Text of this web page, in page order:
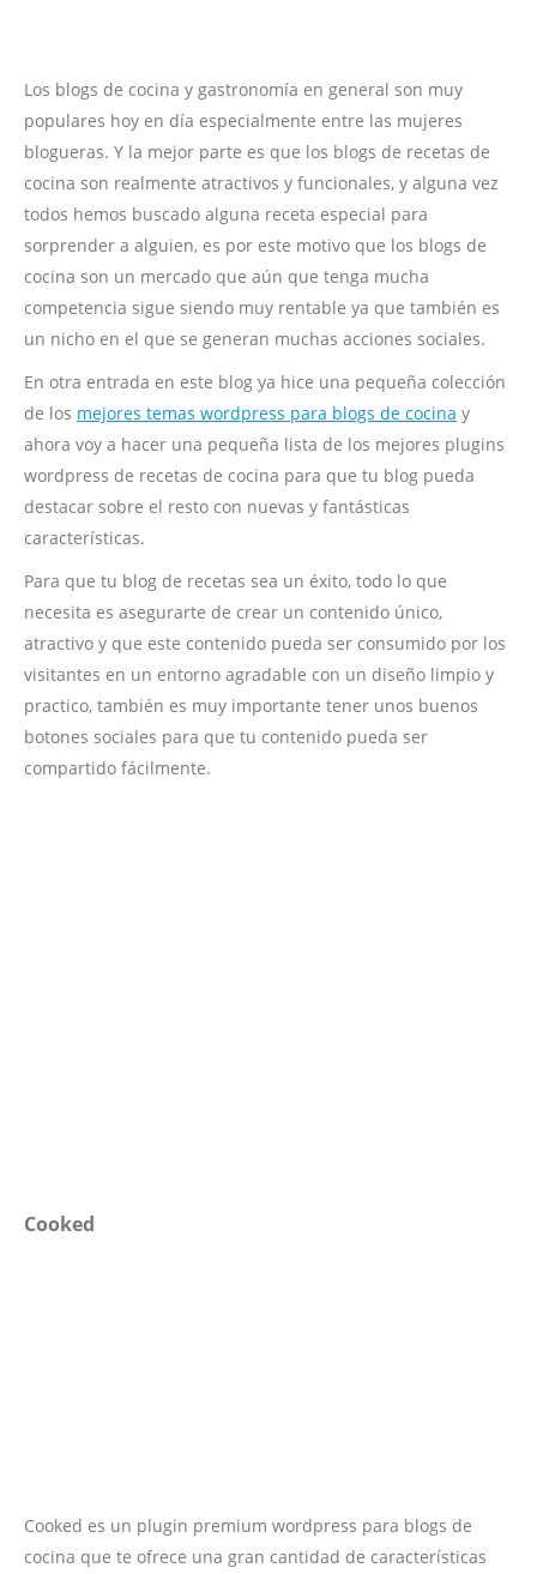
Los blogs de cocina y gastronomía en general son muy
populares hoy en día especialmente entre las mujeres
blogueras. Y la mejor parte es que los blogs de recetas de
cocina son realmente atractivos y funcionales, y alguna vez
todos hemos buscado alguna receta especial para
sorprender a alguien, es por este motivo que los blogs de
cocina son un mercado que aún que tenga mucha
competencia sigue siendo muy rentable ya que también es
un nicho en el que se generan muchas acciones sociales.
En otra entrada en este blog ya hice una pequeña colección
de los mejores temas wordpress para blogs de cocina y
ahora voy a hacer una pequeña lista de los mejores plugins
wordpress de recetas de cocina para que tu blog pueda
destacar sobre el resto con nuevas y fantásticas
características.
Para que tu blog de recetas sea un éxito, todo lo que
necesita es asegurarte de crear un contenido único,
atractivo y que este contenido pueda ser consumido por los
visitantes en un entorno agradable con un diseño limpio y
practico, también es muy importante tener unos buenos
botones sociales para que tu contenido pueda ser
compartido fácilmente.
Cooked
Cooked es un plugin premium wordpress para blogs de
cocina que te ofrece una gran cantidad de características